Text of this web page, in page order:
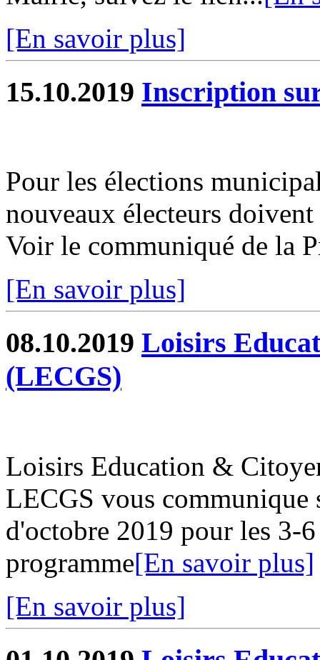
[En savoir plus]
15.10.2019 Inscription
Pour les élections
nouveaux électeurs
Voir le communiqué de la
[En savoir plus]
08.10.2019 Loisirs
(LECGS)
Loisirs Education &
LECGS vous communique
d'octobre 2019 pour les 3-
programme[En savoir plus]
[En savoir plus]